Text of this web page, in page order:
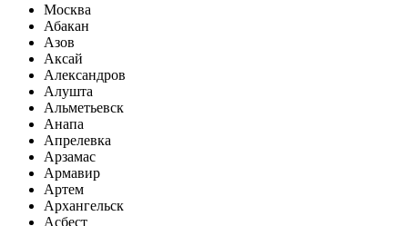
Москва
Абакан
Азов
Аксай
Александров
Алушта
Альметьевск
Анапа
Апрелевка
Арзамас
Армавир
Артем
Архангельск
Асбест